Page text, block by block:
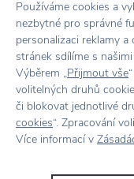
EAN
Barva
Rozměr
Používáme cookies a
nezbytné pro správné
personalizaci reklamy
stránek sdílíme s
Výběrem „Přijmout vše
volitelných druhů
či blokovat jednotlivé
cookies“. Zpracování
Více informací v